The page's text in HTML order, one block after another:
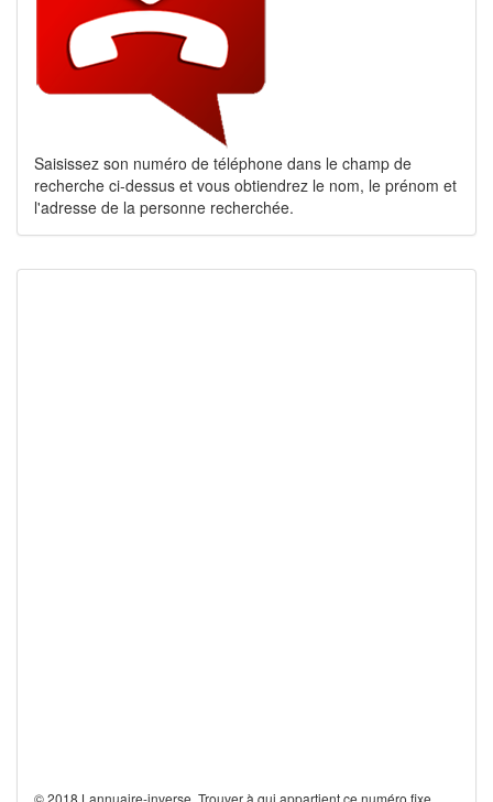
Saisissez son numéro de téléphone dans le champ de
recherche ci-dessus et vous obtiendrez le nom, le prénom et
l'adresse de la personne recherchée.
© 2018 Lannuaire-inverse. Trouver à qui appartient ce numéro fixe,